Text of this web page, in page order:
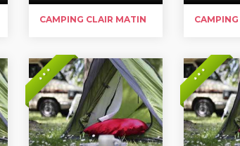
CAMPING CLAIR MATIN
* * * * * *